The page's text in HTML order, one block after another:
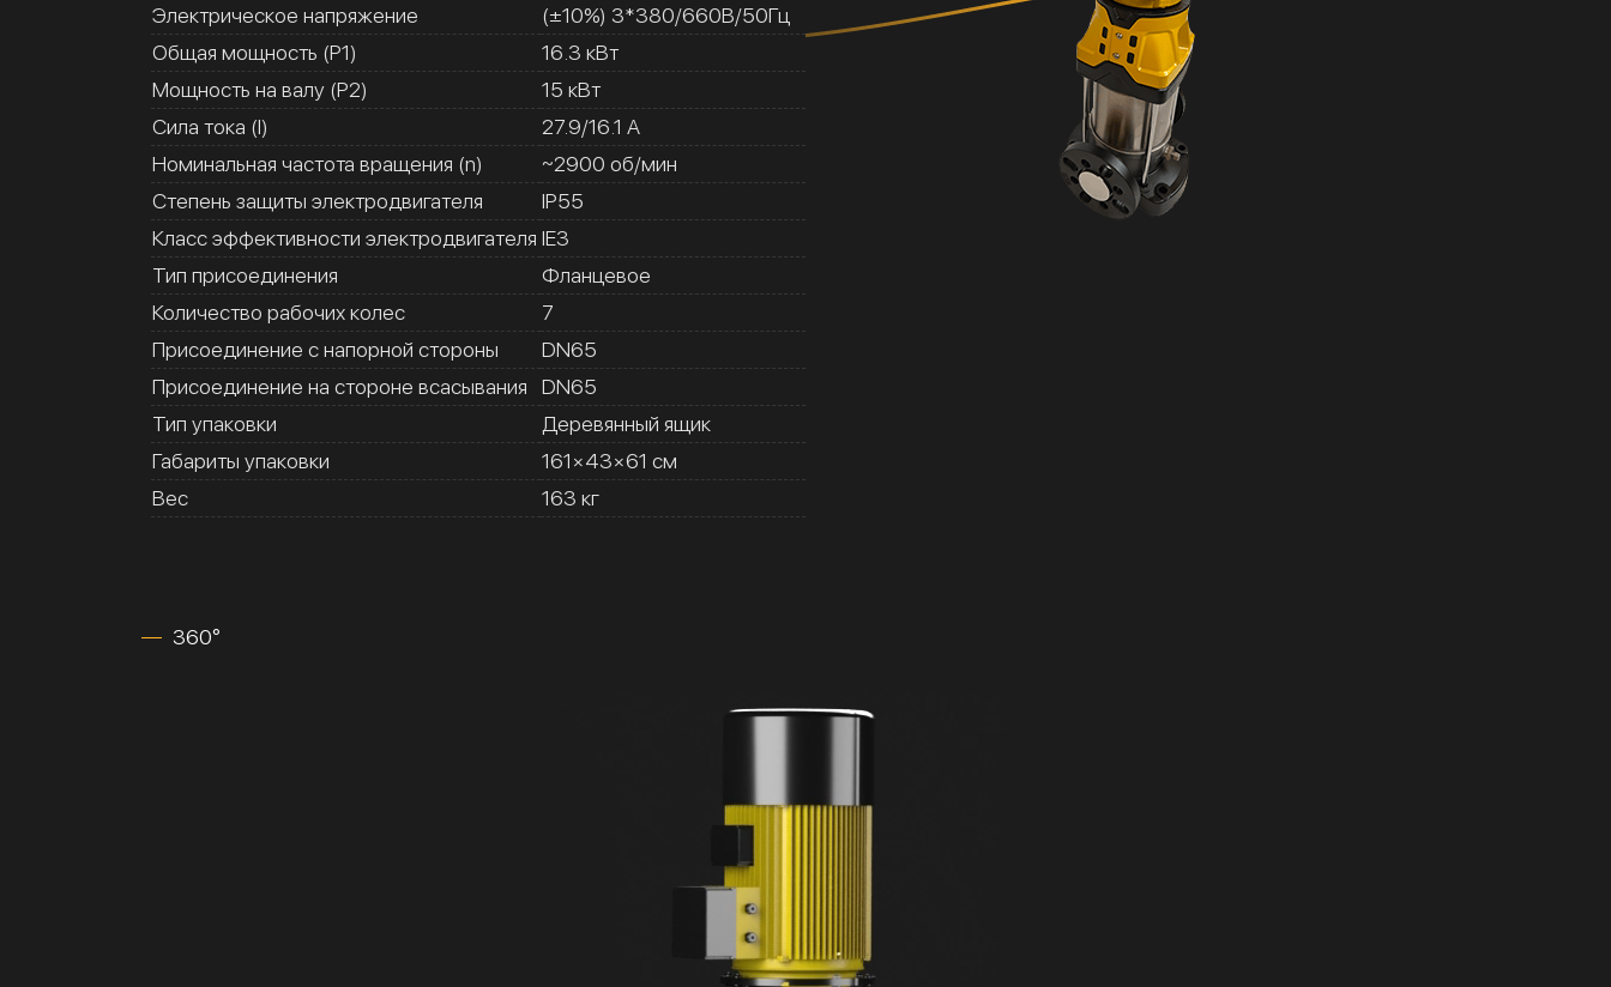
Электрическое напряжение
(±10%) 3*380/660В/50Гц
Общая мощность (Р1)
16.3 кВт
Мощность на валу (Р2)
15 кВт
Сила тока (I)
27.9/16.1 A
Номинальная частота вращения (n)
~2900 об/мин
Степень защиты электродвигателя
IP55
Класс эффективности электродвигателя IE3
Тип присоединения
Фланцевое
Количество рабочих колес
7
Присоединение с напорной стороны
DN65
Присоединение на стороне всасывания
DN65
Тип упаковки
Деревянный ящик
Габариты упаковки
161×43×61 см
Вес
163 кг
360°